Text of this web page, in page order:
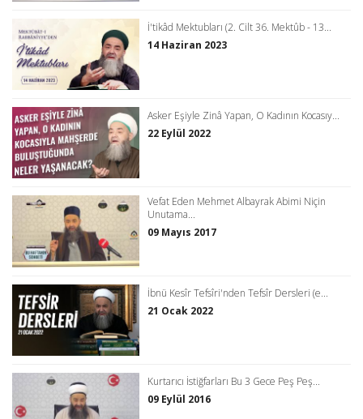
İ'tikâd Mektubları (2. Cilt 36. Mektûb - 13...
14 Haziran 2023
Asker Eşiyle Zinâ Yapan, O Kadının Kocasıy...
22 Eylül 2022
Vefat Eden Mehmet Albayrak Abimi Niçin
Unutama...
09 Mayıs 2017
İbnü Kesîr Tefsîri'nden Tefsîr Dersleri (e...
21 Ocak 2022
Kurtarıcı İstiğfarları Bu 3 Gece Peş Peş...
09 Eylül 2016